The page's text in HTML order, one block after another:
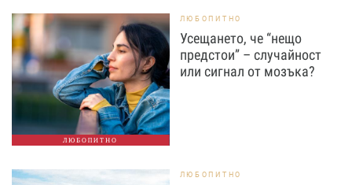
ЛЮБОПИТНО
ЛЮБОПИТНО
Усещането, че “нещо
предстои” – случайност
или сигнал от мозъка?
ЛЮБОПИТНО